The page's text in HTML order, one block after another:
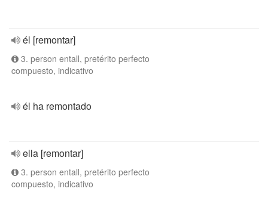
él [remontar]
3. person entall, pretérito perfecto
compuesto, indicativo
él ha remontado
ella [remontar]
3. person entall, pretérito perfecto
compuesto, indicativo